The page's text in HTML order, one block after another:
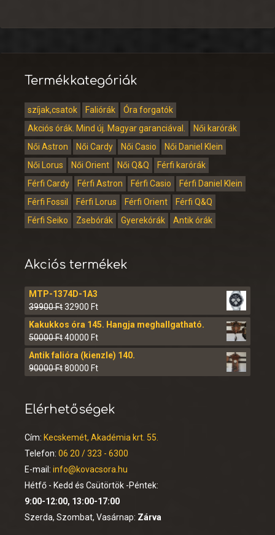
Termékkategóriák
szíjak,csatok Faliórák
Óra forgatók
Akciós órák. Mind új. Magyar garanciával.
Női karórák
Női Astron
Női Cardy Női Casio
Női Daniel Klein
Női Lorus
Női Orient Női Q&Q
Férfi karórák
Férfi Cardy
Férfi Astron Férfi Casio
Férfi Daniel Klein
Férfi Fossil
Férfi Lorus Férfi Orient
Férfi Q&Q
Férfi Seiko
Zsebórák Gyerekórák Antik órák
Akciós termékek
MTP-1374D-1A3
39900Ft32900 Ft
Kakukkos óra 145. Hangja meghallgatható.
50000Ft40000 Ft
Antik falióra (kienzle) 140.
90000Ft80000 Ft
Elérhetőségek
Cím: Kecskemét, Akadémia krt. 55.
Telefon: 06 20 / 323 - 6300
E-mail: info@kovacsora.hu
Hétfő - Kedd és Csütörtök -Péntek:
9:00-12:00, 13:00-17:00
Szerda, Szombat, Vasárnap: Zárva